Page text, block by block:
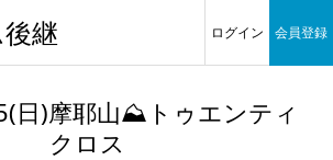
継 ログイン 会員登録
日)摩耶山⛰️トゥエンティ
クロス